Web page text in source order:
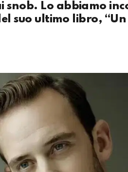
snob. Lo abbiamo
suo ultimo libro,